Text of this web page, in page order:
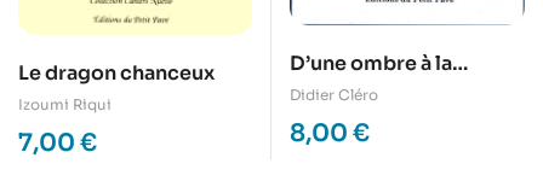
Le dragon chanceux
Izoumi Riqui
7,00 €
D’une ombre à la
lumière
Didier Cléro
8,00 €